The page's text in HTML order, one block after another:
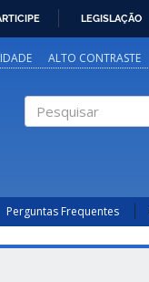
LEGISLAÇÃO
ALTO CONTRASTE
Perguntas Frequentes